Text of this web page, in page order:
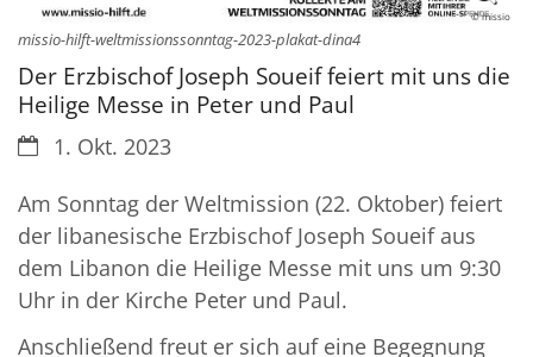
© missio
missio-hilft-weltmissionssonntag-2023-plakat-dina4
Der Erzbischof Joseph Soueif feiert mit uns die
Heilige Messe in Peter und Paul
Datum:1. Okt. 2023
Am Sonntag der Weltmission (22. Oktober) feiert
der libanesische Erzbischof Joseph Soueif aus
dem Libanon die Heilige Messe mit uns um 9:30
Uhr in der Kirche Peter und Paul.
Anschließend freut er sich auf eine Begegnung